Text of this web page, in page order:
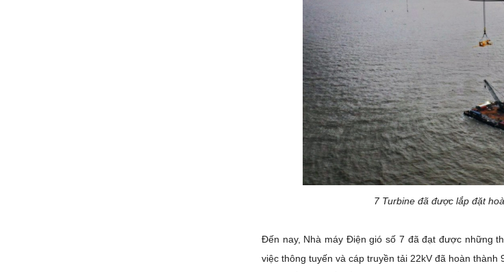
7 Turbine đã được lắp đặt
Đến nay, Nhà máy Điện gió số 7 đã đạt được những
việc thông tuyến và cáp truyền tải 22kV đã hoàn